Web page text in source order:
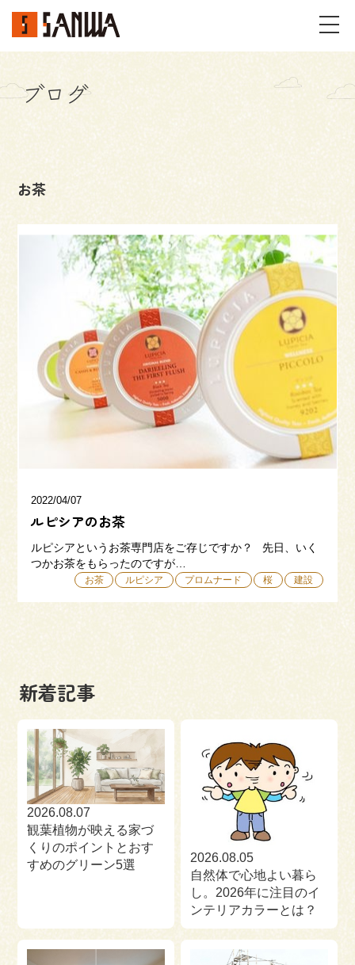
イベント・見学会
不動産情報
事例
施工事例 パーツギャラリー
お客様の声
私たちのこと
三和建設の強み
リフォーム
会社概要
054-365-3838
来場予約 資料請求
ブログ
お茶
2022/04/07
ルピシアのお茶
ルピシアというお茶専門店をご存じですか？ 先日、いく
つかお茶をもらったのですが…
お茶 ルピシア プロムナード 桜 建設
新着記事
2026.08.07
観葉植物が映える家づ
くりのポイントとおす
すめのグリーン5選
2026.08.05
自然体で心地よい暮ら
し。2026年に注目のイ
ンテリアカラーとは？